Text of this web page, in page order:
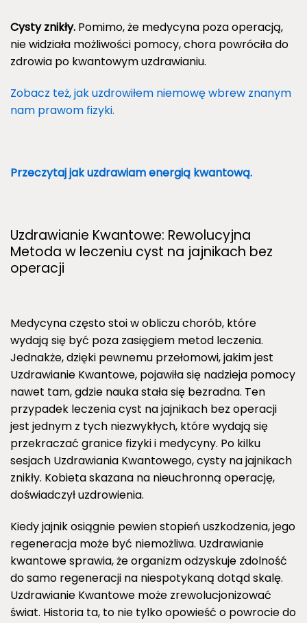
Cysty znikły. Pomimo, że medycyna poza operacją,
nie widziała możliwości pomocy, chora powróciła do
zdrowia po kwantowym uzdrawianiu.
Zobacz też, jak uzdrowiłem niemowę wbrew znanym
nam prawom fizyki.
Przeczytaj jak uzdrawiam energią kwantową.
Uzdrawianie Kwantowe: Rewolucyjna
Metoda w leczeniu cyst na jajnikach bez
operacji
Medycyna często stoi w obliczu chorób, które
wydają się być poza zasięgiem metod leczenia.
Jednakże, dzięki pewnemu przełomowi, jakim jest
Uzdrawianie Kwantowe, pojawiła się nadzieja pomocy
nawet tam, gdzie nauka stała się bezradna. Ten
przypadek leczenia cyst na jajnikach bez operacji
jest jednym z tych niezwykłych, które wydają się
przekraczać granice fizyki i medycyny. Po kilku
sesjach Uzdrawiania Kwantowego, cysty na jajnikach
znikły. Kobieta skazana na nieuchronną operację,
doświadczył uzdrowienia.
Kiedy jajnik osiągnie pewien stopień uszkodzenia, jego
regeneracja może być niemożliwa. Uzdrawianie
kwantowe sprawia, że organizm odzyskuje zdolność
do samo regeneracji na niespotykaną dotąd skalę.
Uzdrawianie Kwantowe może zrewolucjonizować
świat. Historia ta, to nie tylko opowieść o powrocie do